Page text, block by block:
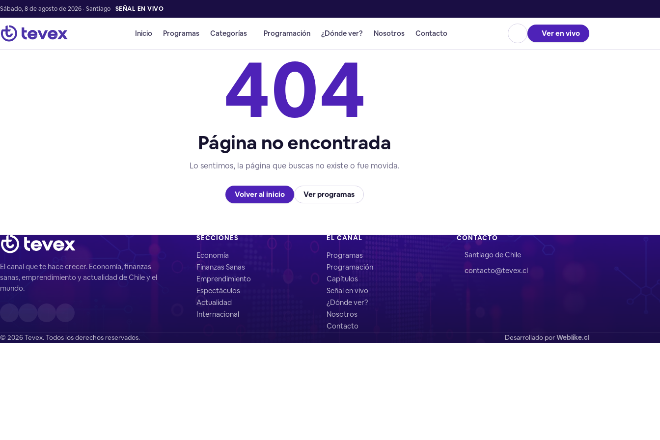
Sábado, 8 de agosto de 2026 · Santiago SEÑAL EN VIVO
Inicio Programas Categorías Programación ¿Dónde ver? Nosotros Contacto Ver en vivo
404
Página no encontrada
Lo sentimos, la página que buscas no existe o fue movida.
Volver al inicio Ver programas
El canal que te hace crecer. Economía, finanzas
sanas, emprendimiento y actualidad de Chile y el
mundo.
SECCIONES
Economía
Finanzas Sanas
Emprendimiento
Espectáculos
Actualidad
Internacional
EL CANAL
Programas
Programación
Capítulos
Señal en vivo
¿Dónde ver?
Nosotros
Contacto
CONTACTO
Santiago de Chile
contacto@tevex.cl
© 2026 Tevex. Todos los derechos reservados. Desarrollado porWeblike.cl